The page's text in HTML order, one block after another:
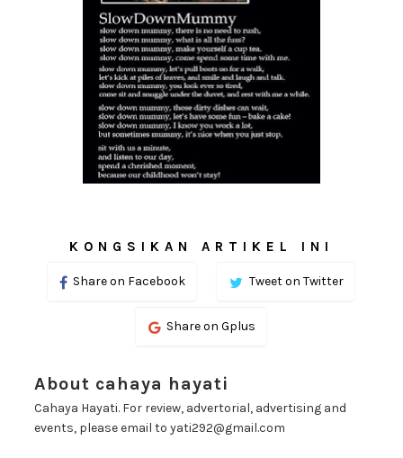
KONGSIKAN ARTIKEL INI
Share on Facebook Tweet on Twitter
Share on Gplus
About cahaya hayati
Cahaya Hayati. For review, advertorial, advertising and
events, please email to yati292@gmail.com